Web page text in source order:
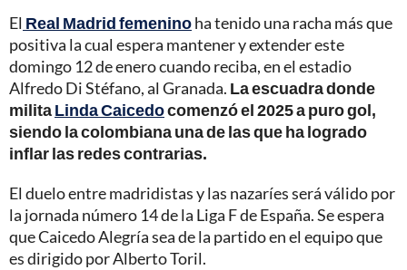
El Real Madrid femeninoha tenido una racha más que
positiva la cual espera mantener y extender este
domingo 12 de enero cuando reciba, en el estadio
Alfredo Di Stéfano, al Granada. La escuadra donde
militaLinda Caicedocomenzó el 2025 a puro gol,
siendo la colombiana una de las que ha logrado
inflar las redes contrarias.
El duelo entre madridistas y las nazaríes será válido por
la jornada número 14 de la Liga F de España. Se espera
que Caicedo Alegría sea de la partido en el equipo que
es dirigido por Alberto Toril.